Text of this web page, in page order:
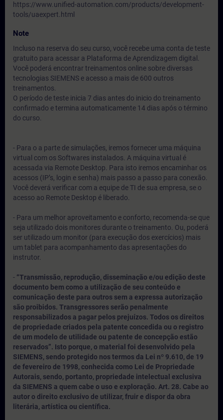
https://www.unified-automation.com/products/development-
tools/uaexpert.html
Note
Incluso na reserva do seu curso, você recebe uma conta de teste
gratuito para acessar a Plataforma de Aprendizagem digital.
Você poderá encontrar treinamentos online sobre diversas
tecnologias SIEMENS e acesso a mais de 600 outros
treinamentos.
O período de teste inicia 7 dias antes do inicio do treinamento
confirmado e termina automaticamente 14 dias após o término
do curso.
- Para o a parte de simulações, iremos fornecer uma máquina
virtual com os Softwares instalados. A máquina virtual é
acessada via Remote Desktop. Para isto iremos encaminhar os
acessos (IP’s, login e senha) mais passo a passo para conexão.
Você deverá verificar com a equipe de TI de sua empresa, se o
acesso ao Remote Desktop é liberado.
- Para um melhor aproveitamento e conforto, recomenda-se que
seja utilizado dois monitores durante o treinamento. Ou, poderá
ser utilizado um monitor (para execução dos exercícios) mais
um tablet para acompanhamento das apresentações do
instrutor.
- “Transmissão, reprodução, disseminação e/ou edição deste
documento bem como a utilização de seu conteúdo e
comunicação deste para outros sem a expressa autorização
são proibidos. Transgressores serão penalmente
responsabilizados a pagar pelos prejuízos. Todos os direitos
de propriedade criados pela patente concedida ou o registro
de um modelo de utilidade ou patente de concepção estão
reservados”. Isto porque, o material foi desenvolvido pela
SIEMENS, sendo protegido nos termos da Lei nº 9.610, de 19
de fevereiro de 1998, conhecida como Lei de Propriedade
Autorais, sendo, portanto, propriedade intelectual exclusiva
da SIEMENS a quem cabe o uso e exploração. Art. 28. Cabe ao
autor o direito exclusivo de utilizar, fruir e dispor da obra
literária, artística ou científica.